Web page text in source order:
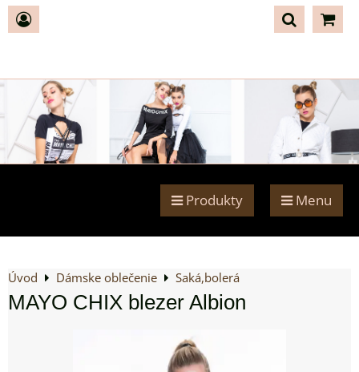
Produkty Menu
Úvod Dámske oblečenie Saká,bolerá
MAYO CHIX blezer Albion